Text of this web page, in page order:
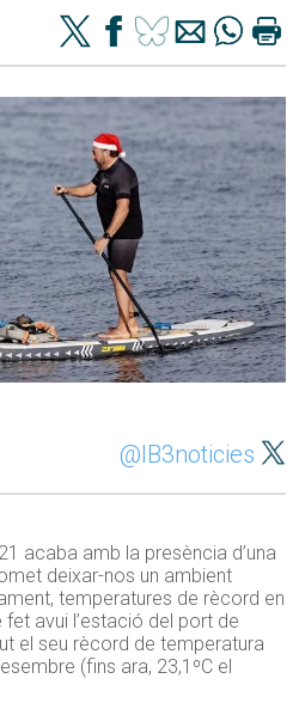
@IB3noticies
acaba amb la presència d’una
deixar-nos un ambient
temperatures de rècord en
fet avui l’estació del port de
el seu rècord de temperatura
(fins ara, 23,1ºC el